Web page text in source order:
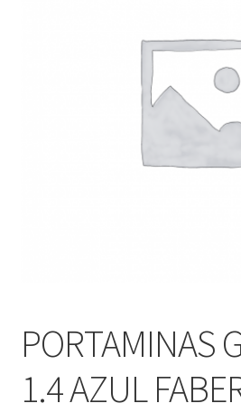
PORTAMINAS
1.4 AZUL